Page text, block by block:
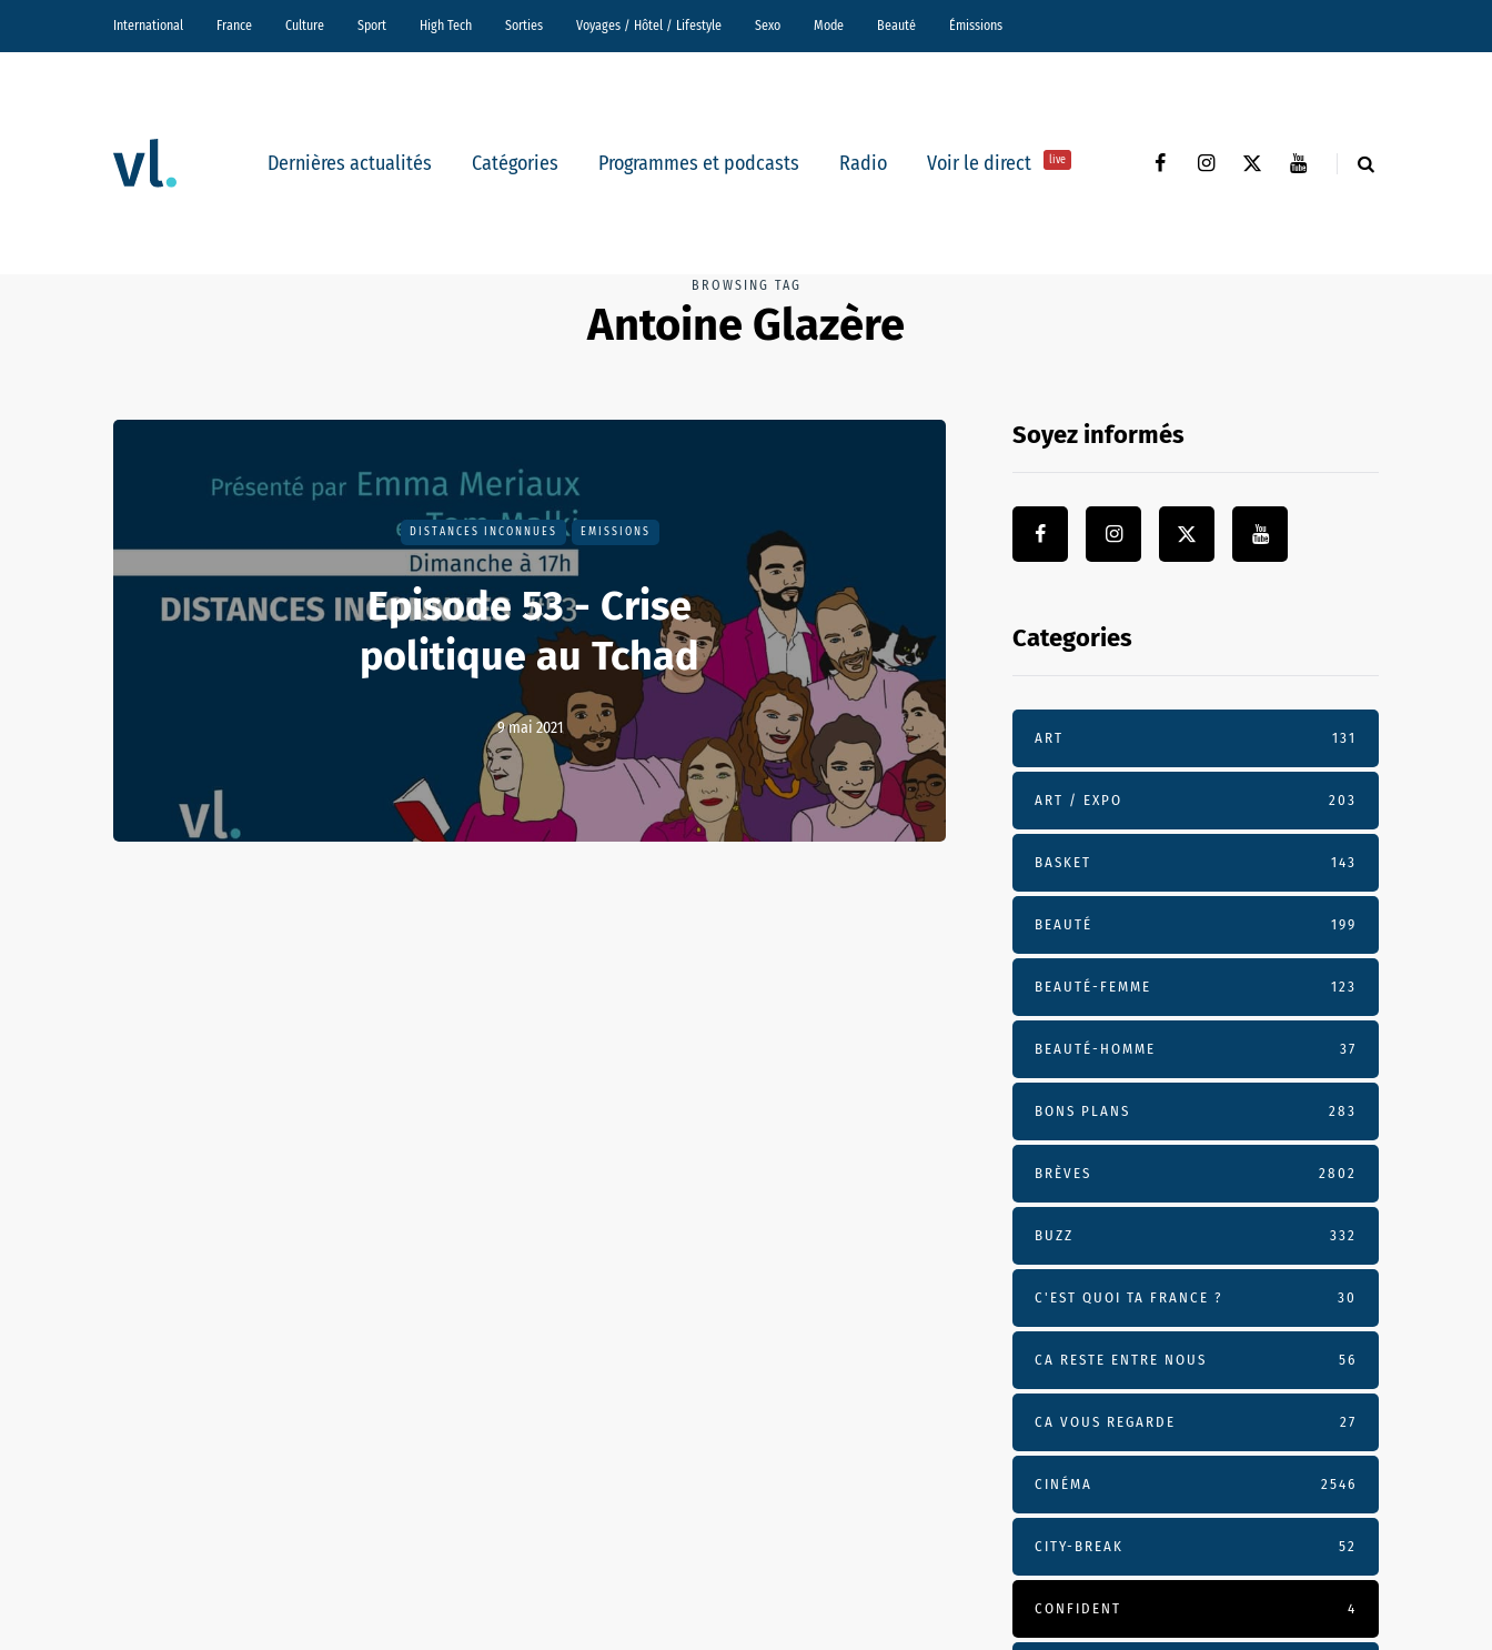
International France Culture Sport High Tech Sorties Voyages / Hôtel / Lifestyle Sexo Mode Beauté Émissions
Dernières actualités Catégories Programmes et podcasts Radio Voir le direct live
BROWSING TAG
Antoine Glazère
DISTANCES INCONNUES EMISSIONS
Episode 53 - Crise
politique au Tchad
9 mai 2021
Soyez informés
Categories
ART 131
ART / EXPO 203
BASKET 143
BEAUTÉ 199
BEAUTÉ-FEMME 123
BEAUTÉ-HOMME 37
BONS PLANS 283
BRÈVES 2802
BUZZ 332
C'EST QUOI TA FRANCE ? 30
CA RESTE ENTRE NOUS 56
CA VOUS REGARDE 27
CINÉMA 2546
CITY-BREAK 52
CONFIDENT 4